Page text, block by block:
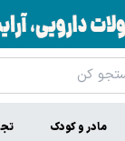
مادر و کودک